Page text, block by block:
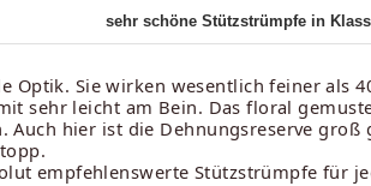
sehr schöne Stützstrümpfe in
Optik. Sie wirken wesentlich feiner als
sehr leicht am Bein. Das floral
hier ist die Dehnungsreserve groß
empfehlenswerte Stützstrümpfe für